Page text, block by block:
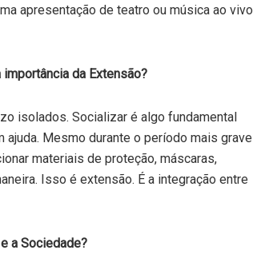
apresentação de teatro ou música ao vivo
da Extensão?
isolados. Socializar é algo fundamental
ajuda. Mesmo durante o período mais grave
materiais de proteção, máscaras,
Isso é extensão. É a integração entre
a Sociedade?